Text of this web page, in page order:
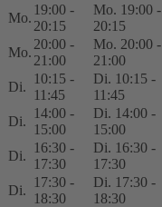
Mo.
19:00 -
20:15
Mo. 19:00 -
20:15
Mo.
20:00 -
21:00
Mo. 20:00 -
21:00
Di.
10:15 -
11:45
Di. 10:15 -
11:45
Di.
14:00 -
15:00
Di. 14:00 -
15:00
Di.
16:30 -
17:30
Di. 16:30 -
17:30
Di.
17:30 -
18:30
Di. 17:30 -
18:30